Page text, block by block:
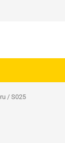
/ S025